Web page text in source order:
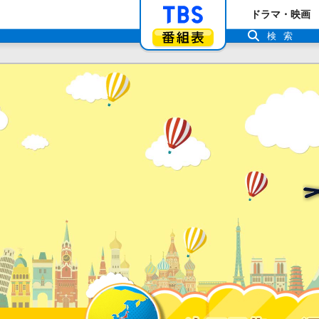
「TBSテレビ」ト
番組表
ドラマ・映画
検索